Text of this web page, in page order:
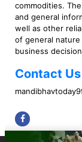
commodities.
and general
well as other
of general
business
Contact Us